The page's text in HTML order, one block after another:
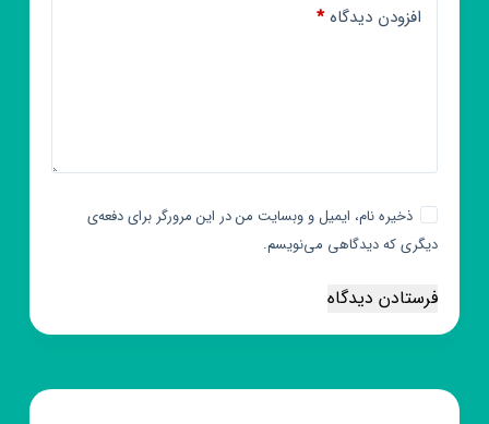
افزودن دیدگاه*
ذخیره نام، ایمیل و وبسایت من در این مرورگر برای دفعه‌ی
دیگری که دیدگاهی می‌نویسم.
فرستادن دیدگاه